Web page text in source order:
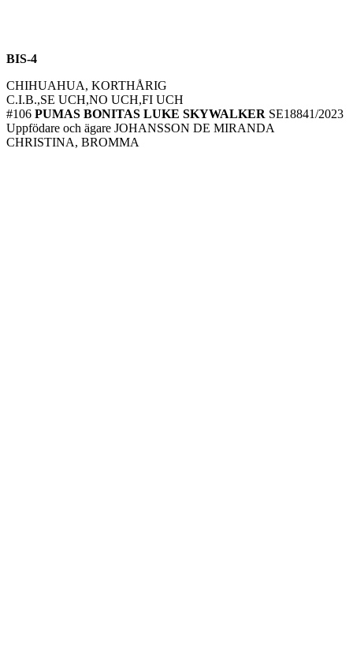
BIS-4
CHIHUAHUA, KORTHÅRIG
C.I.B.,SE UCH,NO UCH,FI UCH
#106 PUMAS BONITAS LUKE SKYWALKER SE18841/2023
Uppfödare och ägare JOHANSSON DE MIRANDA
CHRISTINA, BROMMA